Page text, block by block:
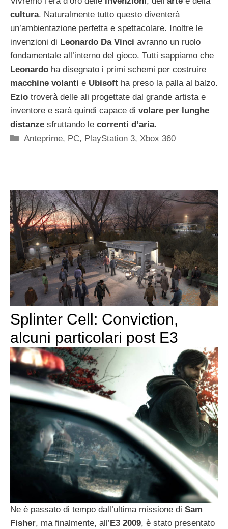
cultura. Naturalmente tutto questo diventerà
un’ambientazione perfetta e spettacolare. Inoltre le
invenzioni di Leonardo Da Vinci avranno un ruolo
fondamentale all’interno del gioco. Tutti sappiamo che
Leonardo ha disegnato i primi schemi per costruire
macchine volanti e Ubisoft ha preso la palla al balzo.
Ezio troverà delle ali progettate dal grande artista e
inventore e sarà quindi capace di volare per lunghe
distanze sfruttando le correnti d’aria.
Categorie
Anteprime, PC, PlayStation 3,Xbox 360
Splinter Cell: Conviction,
alcuni particolari post E3
Ne è passato di tempo dall’ultima missione di Sam
Fisher, ma finalmente, all’ E3 2009, è stato presentato